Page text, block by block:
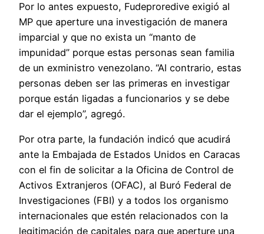
Por lo antes expuesto, Fudeproredive exigió al
MP que aperture una investigación de manera
imparcial y que no exista un “manto de
impunidad” porque estas personas sean familia
de un exministro venezolano. “Al contrario, estas
personas deben ser las primeras en investigar
porque están ligadas a funcionarios y se debe
dar el ejemplo”, agregó.
Por otra parte, la fundación indicó que acudirá
ante la Embajada de Estados Unidos en Caracas
con el fin de solicitar a la Oficina de Control de
Activos Extranjeros (OFAC), al Buró Federal de
Investigaciones​ (FBI) y a todos los organismo
internacionales que estén relacionados con la
legitimación de capitales para que aperture una